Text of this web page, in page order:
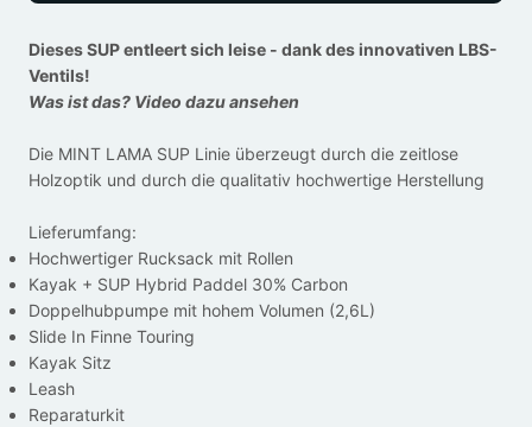
Dieses SUP entleert sich leise - dank des innovativen LBS-
Ventils!
Was ist das? Video dazu ansehen
Die MINT LAMA SUP Linie überzeugt durch die zeitlose
Holzoptik und durch die qualitativ hochwertige Herstellung
Lieferumfang:
Hochwertiger Rucksack mit Rollen
Kayak + SUP Hybrid Paddel 30% Carbon
Doppelhubpumpe mit hohem Volumen (2,6L)
Slide In Finne Touring
Kayak Sitz
Leash
Reparaturkit